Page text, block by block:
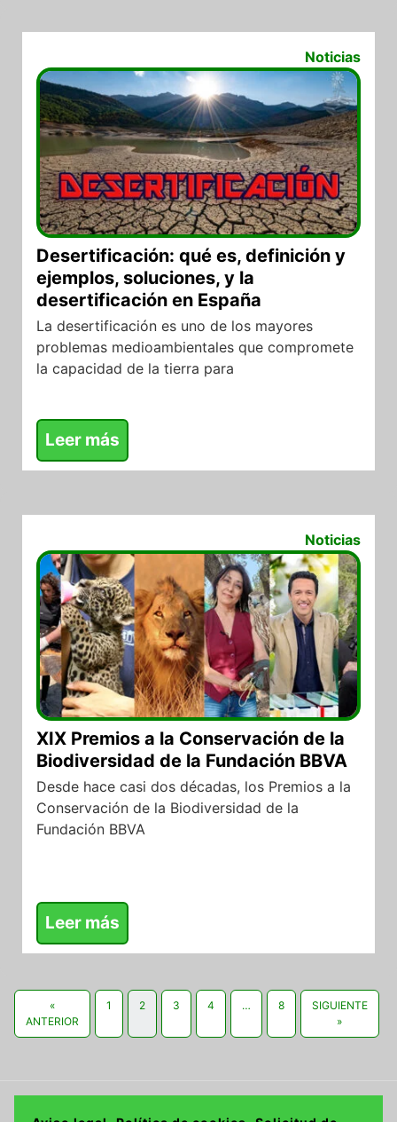
Noticias
Desertificación: qué es, definición y
ejemplos, soluciones, y la
desertificación en España
La desertificación es uno de los mayores
problemas medioambientales que compromete
la capacidad de la tierra para
Leer más
Noticias
XIX Premios a la Conservación de la
Biodiversidad de la Fundación BBVA
Desde hace casi dos décadas, los Premios a la
Conservación de la Biodiversidad de la
Fundación BBVA
Leer más
«
ANTERIOR
1 2 3 4 … 8
SIGUIENTE
»